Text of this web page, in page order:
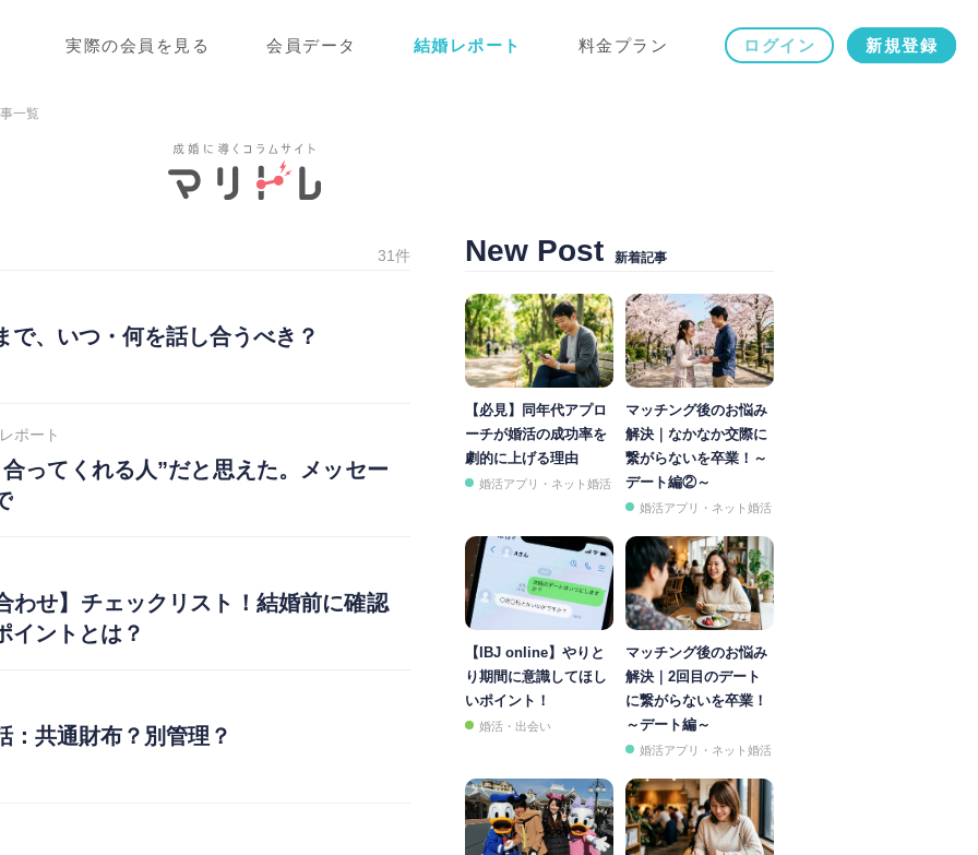
実際の会員を見る 会員データ 結婚レポート 料金プラン ログイン 新規登録
一覧
31件
で、いつ・何を話し合うべき？
ポート
ってくれる人”だと思えた。メッセー
わせ】チェックリスト！結婚前に確認
イントとは？
：共通財布？別管理？
New Post 新着記事
【必見】同年代アプロ
ーチが婚活の成功率を
劇的に上げる理由
婚活アプリ・ネット婚活
マッチング後のお悩み
解決｜なかなか交際に
繋がらないを卒業！～
デート編②～
婚活アプリ・ネット婚活
【IBJ online】やりと
り期間に意識してほし
いポイント！
婚活・出会い
マッチング後のお悩み
解決｜2回目のデート
に繋がらないを卒業！
～デート編～
婚活アプリ・ネット婚活